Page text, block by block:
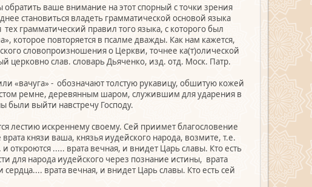
ваше внимание на этот спорный с точки зрения
становиться владеть грамматической основой языка
грамматический правил того языка, с которого был
которое повторяется в псалме дважды. Как нам кажется,
словопроизношения о Церкви, точнее ка(т)олической
слав. словарь Дьяченко, изд. отд. Моск. Патр.
«вачуга» - обозначают толстую рукавицу, обшитую кожей
ремне, деревянным шаром, служившим для ударения в
были выйти навстречу Господу.
лестию искреннему своему. Сей приимет благословение
князи ваша, князья иудейского народа, возмите, т.е.
..... врата вечная, и внидет Царь славы. Кто есть
для народа иудейского через познание истины, врата
врата вечная, и внидет Царь славы. Кто есть сей